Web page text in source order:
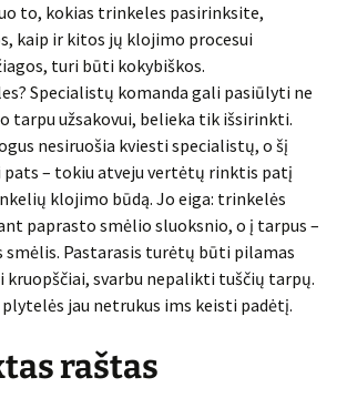
to, kokias trinkeles pasirinksite,
kaip ir kitos jų klojimo procesui
turi būti kokybiškos.
Specialistų komanda gali pasiūlyti ne
tarpu užsakovui, belieka tik išsirinkti.
nesiruošia kviesti specialistų, o šį
– tokiu atveju vertėtų rinktis patį
klojimo būdą. Jo eiga: trinkelės
paprasto smėlio sluoksnio, o į tarpus –
smėlis. Pastarasis turėtų būti pilamas
kruopščiai, svarbu nepalikti tuščių tarpų.
jau netrukus ims keisti padėtį.
raštas